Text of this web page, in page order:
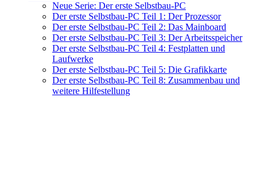
Neue Serie: Der erste Selbstbau-PC
Der erste Selbstbau-PC Teil 1: Der Prozessor
Der erste Selbstbau-PC Teil 2: Das Mainboard
Der erste Selbstbau-PC Teil 3: Der Arbeitsspeicher
Der erste Selbstbau-PC Teil 4: Festplatten und
Laufwerke
Der erste Selbstbau-PC Teil 5: Die Grafikkarte
Der erste Selbstbau-PC Teil 8: Zusammenbau und
weitere Hilfestellung